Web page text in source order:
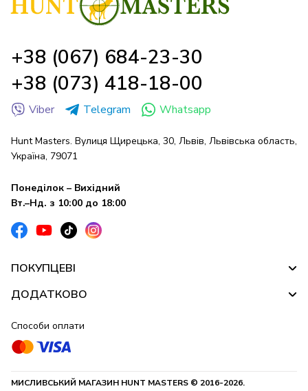
+38 (067) 684-23-30
+38 (073) 418-18-00
Viber Telegram Whatsapp
Hunt Masters. Вулиця Щирецька, 30, Львів, Львівська область,
Україна, 79071
Понеділок – Вихідний
Вт.–Нд. з 10:00 до 18:00
ПОКУПЦЕВІ
ДОДАТКОВО
Способи оплати
МИСЛИВСЬКИЙ МАГАЗИН HUNT MASTERS © 2016-2026.